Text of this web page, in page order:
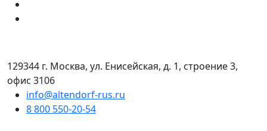
129344 г. Москва, ул. Енисейская, д. 1, строение 3,
офис 3106
info@altendorf-rus.ru
8 800 550-20-54